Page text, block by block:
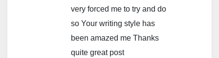
very forced me to try and do
so Your writing style has
been amazed me Thanks
quite great post